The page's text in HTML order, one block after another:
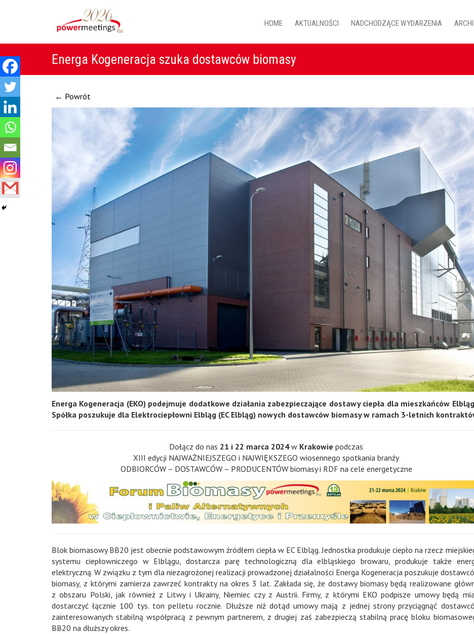
HOME AKTUALNOŚCI NADCHODZĄCE WYDARZENIA
Energa Kogeneracja szuka dostawców biomasy
← Powrót
Energa Kogeneracja (EKO) podejmuje dodatkowe działania zabezpieczające dostawy ciepła dla mieszkańców
Spółka poszukuje dla Elektrociepłowni Elbląg (EC Elbląg) nowych dostawców biomasy w ramach 3-letnich
Dołącz do nas 21 i 22 marca 2024w Krakowie podczas
XIII edycji NAJWAŻNIEJSZEGO i NAJWIĘKSZEGO wiosennego spotkania branży
ODBIORCÓW – DOSTAWCÓW – PRODUCENTÓW biomasy i RDF na cele energetyczne
Blok biomasowy BB20 jest obecnie podstawowym źródłem ciepła w EC Elbląg. Jednostka produkuje ciepło na rzecz
systemu ciepłowniczego w Elblągu, dostarcza parę technologiczną dla elbląskiego browaru, produkuje także
elektryczną. W związku z tym dla niezagrożonej realizacji prowadzonej działalności Energa Kogeneracja poszukuje
biomasy, z którymi zamierza zawrzeć kontrakty na okres 3 lat. Zakłada się, że dostawy biomasy będą realizowane
z obszaru Polski, jak również z Litwy i Ukrainy, Niemiec czy z Austrii. Firmy, z którymi EKO podpisze umowy będą
dostarczyć łącznie 100 tys. ton pelletu rocznie. Dłuższe niż dotąd umowy mają z jednej strony przyciągnąć
zainteresowanych stabilną współpracą z pewnym partnerem, z drugiej zaś zabezpieczą stabilną pracę bloku
BB20 na dłuższy okres.